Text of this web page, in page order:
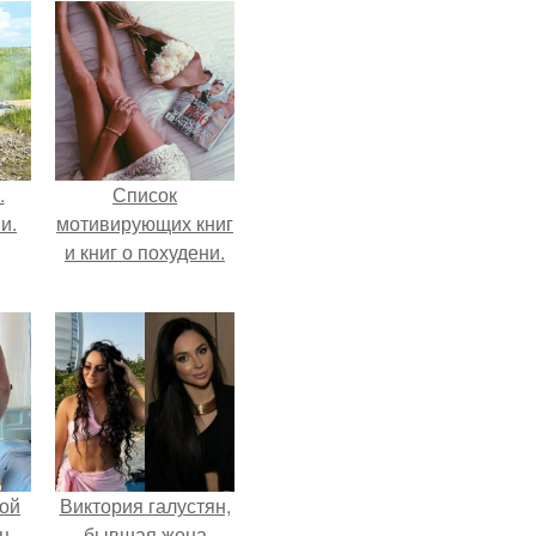
Список
мотивирующих книг
и книг о похудени.
Виктория галустян,